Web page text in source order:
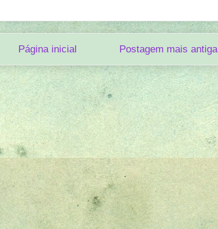
Postagem mais antiga
Página inicial